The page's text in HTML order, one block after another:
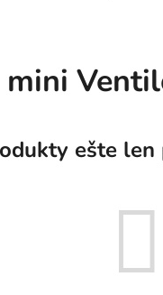
ešte len